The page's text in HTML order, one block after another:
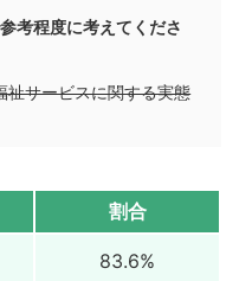
考程度に考えてくださ
祉サービスに関する実態
割合
83.6%